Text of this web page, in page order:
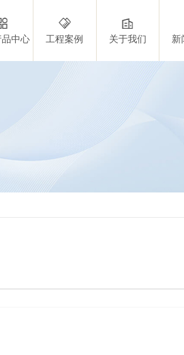
中心 工程案例 关于我们 新